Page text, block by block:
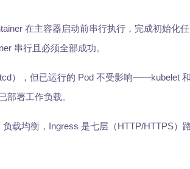
在主容器启动前串行执行，完成初始化
串行且必须全部成功。
），但已运行的 Pod 不受影响——kubelet 和
部署工作负载。
载均衡，Ingress 是七层（HTTP/HTTPS）